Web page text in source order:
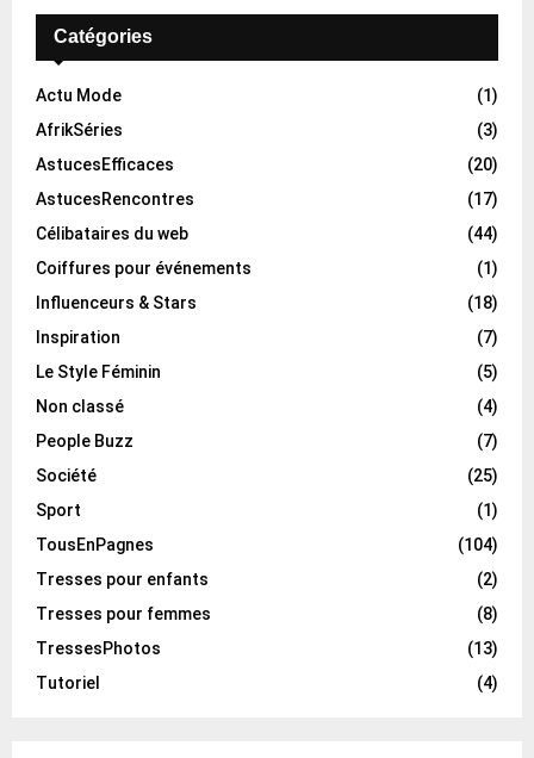
Catégories
Actu Mode
(1)
AfrikSéries
(3)
AstucesEfficaces
(20)
AstucesRencontres
(17)
Célibataires du web
(44)
Coiffures pour événements
(1)
Influenceurs & Stars
(18)
Inspiration
(7)
Le Style Féminin
(5)
Non classé
(4)
People Buzz
(7)
Société
(25)
Sport
(1)
TousEnPagnes
(104)
Tresses pour enfants
(2)
Tresses pour femmes
(8)
TressesPhotos
(13)
Tutoriel
(4)